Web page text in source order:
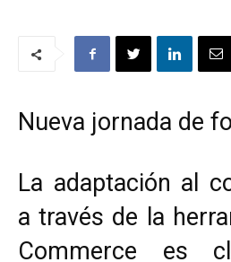
Nueva jornada de
La adaptación al
a través de la
Commerce es